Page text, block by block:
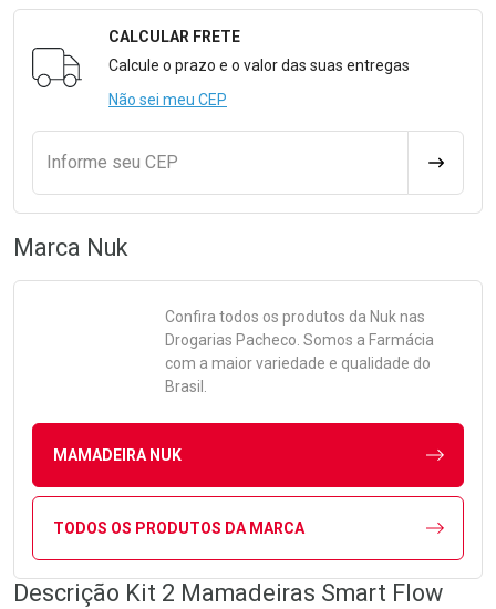
Formulário para Calcular o Frete
CALCULAR FRETE
Calcule o prazo e o valor das suas entregas
Não sei meu CEP
Informe seu CEP
Marca Nuk
Confira todos os produtos da Nuk nas
Drogarias Pacheco. Somos a Farmácia
com a maior variedade e qualidade do
Brasil.
MAMADEIRA NUK
TODOS OS PRODUTOS DA MARCA
Descrição Kit 2 Mamadeiras Smart Flow